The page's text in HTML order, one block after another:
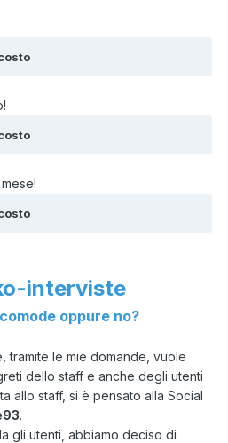
interviste
oppure no?
tramite le mie domande, vuole
dello staff e anche degli utenti
allo staff, si è pensato alla Social
.
gli utenti, abbiamo deciso di